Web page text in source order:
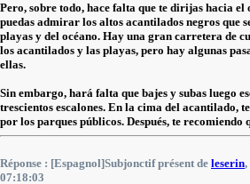
Pero, sobre todo, hace falta que te dirijas hacia el
puedas admirar los altos acantilados negros que
playas y del océano. Hay una gran carretera de
los acantilados y las playas, pero hay algunas
ellas.
Sin embargo, hará falta que bajes y subas luego
trescientos escalones. En la cima del acantilado,
por los parques públicos. Después, te recomiendo
Réponse : [Espagnol]Subjonctif présent de leserin,
07:18:03